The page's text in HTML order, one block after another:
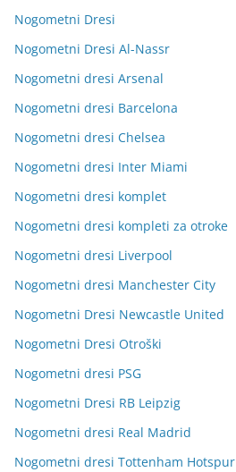
Nogometni Dresi
Nogometni Dresi Al-Nassr
Nogometni dresi Arsenal
Nogometni dresi Barcelona
Nogometni dresi Chelsea
Nogometni dresi Inter Miami
Nogometni dresi komplet
Nogometni dresi kompleti za otroke
Nogometni dresi Liverpool
Nogometni dresi Manchester City
Nogometni Dresi Newcastle United
Nogometni Dresi Otroški
Nogometni dresi PSG
Nogometni Dresi RB Leipzig
Nogometni dresi Real Madrid
Nogometni dresi Tottenham Hotspur